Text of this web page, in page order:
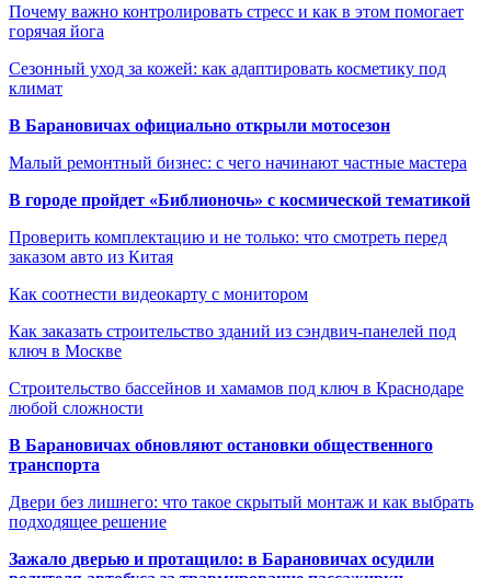
Почему важно контролировать стресс и как в этом помогает
горячая йога
Сезонный уход за кожей: как адаптировать косметику под
климат
В Барановичах официально открыли мотосезон
Малый ремонтный бизнес: с чего начинают частные мастера
В городе пройдет «Библионочь» с космической тематикой
Проверить комплектацию и не только: что смотреть перед
заказом авто из Китая
Как соотнести видеокарту с монитором
Как заказать строительство зданий из сэндвич-панелей под
ключ в Москве
Строительство бассейнов и хамамов под ключ в Краснодаре
любой сложности
В Барановичах обновляют остановки общественного
транспорта
Двери без лишнего: что такое скрытый монтаж и как выбрать
подходящее решение
Зажало дверью и протащило: в Барановичах осудили